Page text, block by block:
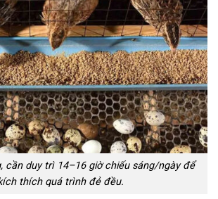
cần duy trì 14–16 giờ chiếu sáng/ngày để
thích quá trình đẻ đều.